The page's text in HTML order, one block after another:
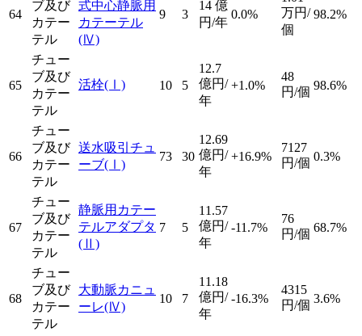
64
ブ及び
カテー
テル
式中心静脈用
カテーテル
(Ⅳ)
9 3
14 億
円/年
0.0%
万円/
個
98.2%
65
チュー
ブ及び
カテー
テル
活栓(Ⅰ) 10 5
12.7
億円/
年
+1.0%
48
円/個 98.6%
66
チュー
ブ及び
カテー
テル
送水吸引チュ
ーブ(Ⅰ)
73 30
12.69
億円/
年
+16.9%
7127
円/個 0.3%
67
チュー
ブ及び
カテー
テル
静脈用カテー
テルアダプタ
(Ⅱ)
7 5
11.57
億円/
年
-11.7%
76
円/個 68.7%
68
チュー
ブ及び
カテー
テル
大動脈カニュ
ーレ(Ⅳ)
10 7
11.18
億円/
年
-16.3%
4315
円/個 3.6%